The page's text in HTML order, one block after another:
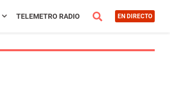
TELEMETRO RADIO EN DIRECTO